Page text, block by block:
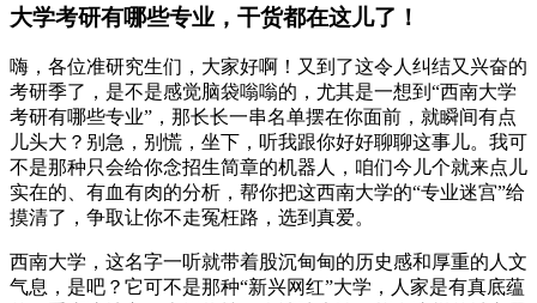
大学考研有哪些专业，干货都在这儿了！
嗨，各位准研究生们，大家好啊！又到了这令人纠结又兴奋的
考研季了，是不是感觉脑袋嗡嗡的，尤其是一想到“西南大学
考研有哪些专业”，那长长一串名单摆在你面前，就瞬间有点
儿头大？别急，别慌，坐下，听我跟你好好聊聊这事儿。我可
不是那种只会给你念招生简章的机器人，咱们今儿个就来点儿
实在的、有血有肉的分析，帮你把这西南大学的“专业迷宫”给
摸清了，争取让你不走冤枉路，选到真爱。
西南大学，这名字一听就带着股沉甸甸的历史感和厚重的人文
气息，是吧？它可不是那种“新兴网红”大学，人家是有真底蕴